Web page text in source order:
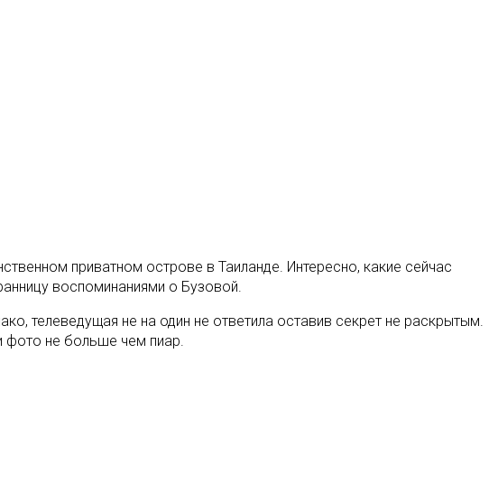
приватном острове в Таиланде. Интересно, какие сейчас
воспоминаниями о Бузовой.
телеведущая не на один не ответила оставив секрет не раскрытым.
фото не больше чем пиар.